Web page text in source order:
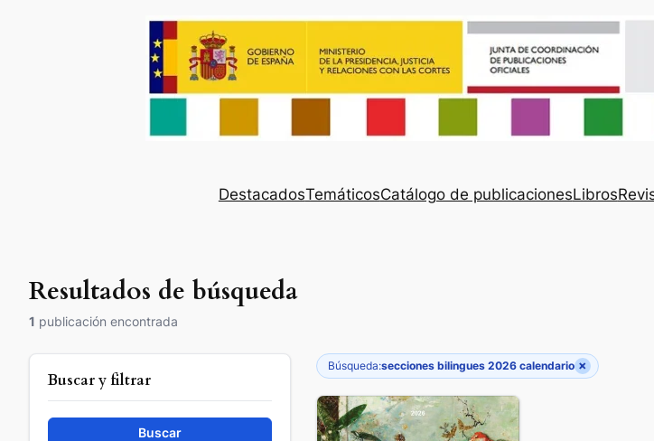
DestacadosTemáticosCatálogo de publicacionesLibros
Resultados de búsqueda
1 publicación encontrada
Buscar y filtrar
Buscar
Búsqueda:secciones bilingues 2026 calendario ×